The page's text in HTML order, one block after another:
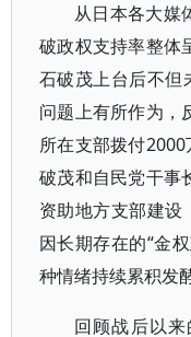
从日本各大媒
破政权支持率整体
石破茂上台后不但
问题上有所作为，
所在支部拨付
破茂和自民党干事
资助地方支部建设
因长期存在的“金
种情绪持续累积发
回顾战后以